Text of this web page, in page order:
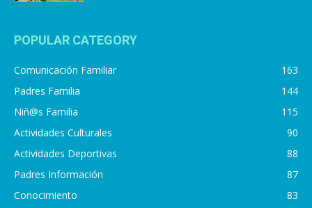
POPULAR CATEGORY
Comunicación Familiar
163
Padres Familia
144
Niñ@s Familia
115
Actividades Culturales
90
Actividades Deportivas
88
Padres Información
87
Conocimiento
83